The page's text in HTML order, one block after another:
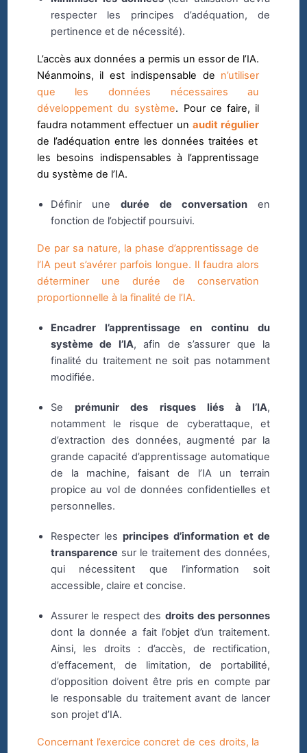
respecter les principes d’adéquation, de
pertinence et de nécessité).
L’accès aux données a permis un essor de l’IA.
Néanmoins, il est indispensable de n’utiliser
que les données nécessaires au
développement du système. Pour ce faire, il
faudra notamment effectuer un audit régulier
de l’adéquation entre les données traitées et
les besoins indispensables à l’apprentissage
du système de l’IA.
Définir unedurée de conversationen
fonction de l’objectif poursuivi.
De par sa nature, la phase d’apprentissage de
l’IA peut s’avérer parfois longue. Il faudra alors
déterminer une durée de conservation
proportionnelle à la finalité de l’IA.
Encadrer l’apprentissage en continu du
système de l’IA, afin de s’assurer que la
finalité du traitement ne soit pas notamment
modifiée.
Se prémunir des risques liés à l’IA,
notamment le risque de cyberattaque, et
d’extraction des données, augmenté par la
grande capacité d’apprentissage automatique
de la machine, faisant de l’IA un terrain
propice au vol de données confidentielles et
personnelles.
Respecter lesprincipes d’information et de
transparence sur le traitement des données,
qui nécessitent que l’information soit
accessible, claire et concise.
Assurer le respect desdroits des personnes
dont la donnée a fait l’objet d’un traitement.
Ainsi, les droits : d’accès, de rectification,
d’effacement, de limitation, de portabilité,
d’opposition doivent être pris en compte par
le responsable du traitement avant de lancer
son projet d’IA.
Concernant l’exercice concret de ces droits, la